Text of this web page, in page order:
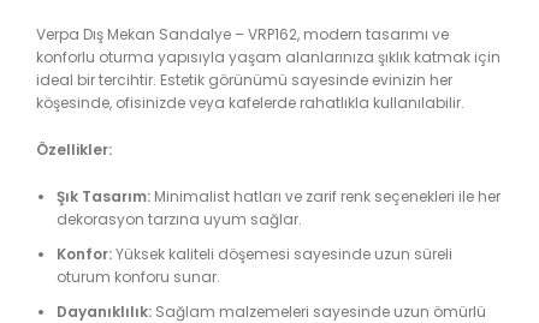
Verpa Dış Mekan Sandalye – VRP162, modern tasarımı ve
konforlu oturma yapısıyla yaşam alanlarınıza şıklık katmak için
ideal bir tercihtir. Estetik görünümü sayesinde evinizin her
köşesinde, ofisinizde veya kafelerde rahatlıkla kullanılabilir.
Özellikler:
Şık Tasarım: Minimalist hatları ve zarif renk seçenekleri ile her
dekorasyon tarzına uyum sağlar.
Konfor:Yüksek kaliteli döşemesi sayesinde uzun süreli
oturum konforu sunar.
Dayanıklılık: Sağlam malzemeleri sayesinde uzun ömürlü